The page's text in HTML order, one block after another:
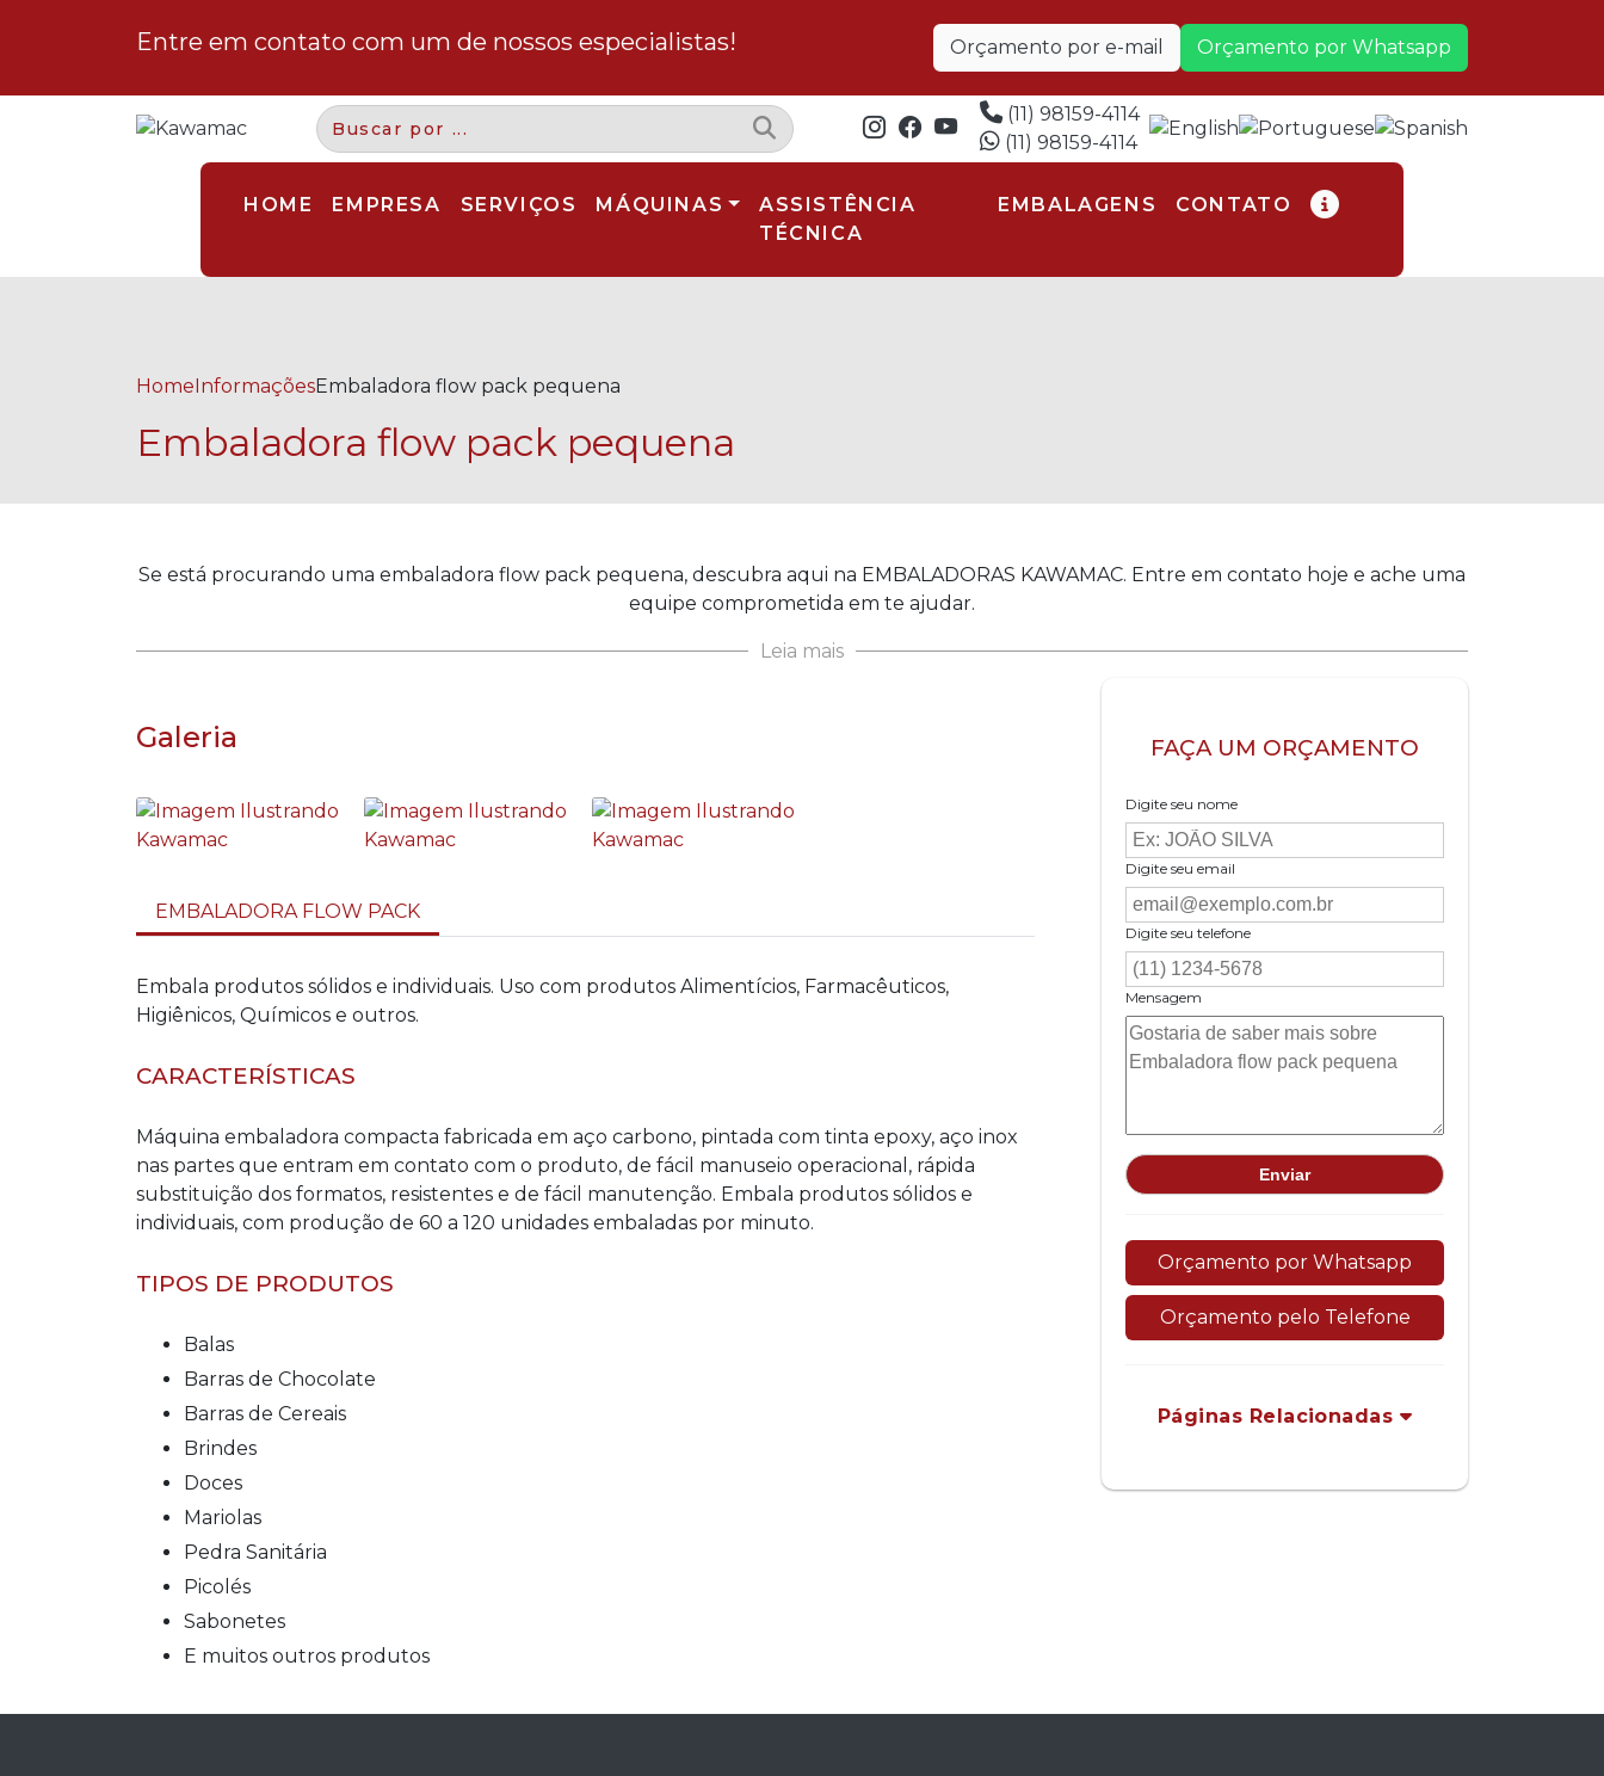
Entre em contato com um de nossos especialistas! Orçamento por e-mail Orçamento por Whatsapp
(11) 98159-4114
(11) 98159-4114
HOME EMPRESA SERVIÇOS MÁQUINAS
ASSISTÊNCIA
TÉCNICA
EMBALAGENS CONTATO
HomeInformaçõesEmbaladora flow pack pequena
Embaladora flow pack pequena
Se está procurando uma embaladora flow pack pequena, descubra aqui na EMBALADORAS KAWAMAC. Entre em contato hoje e ache uma
equipe comprometida em te ajudar.
Leia mais
Galeria
EMBALADORA FLOW PACK
Embala produtos sólidos e individuais. Uso com produtos Alimentícios, Farmacêuticos,
Higiênicos, Químicos e outros.
CARACTERÍSTICAS
Máquina embaladora compacta fabricada em aço carbono, pintada com tinta epoxy, aço inox
nas partes que entram em contato com o produto, de fácil manuseio operacional, rápida
substituição dos formatos, resistentes e de fácil manutenção. Embala produtos sólidos e
individuais, com produção de 60 a 120 unidades embaladas por minuto.
TIPOS DE PRODUTOS
Balas
Barras de Chocolate
Barras de Cereais
Brindes
Doces
Mariolas
Pedra Sanitária
Picolés
Sabonetes
E muitos outros produtos
FAÇA UM ORÇAMENTO
Digite seu nome
Digite seu email
Digite seu telefone
Mensagem
Orçamento por Whatsapp
Orçamento pelo Telefone
Páginas Relacionadas